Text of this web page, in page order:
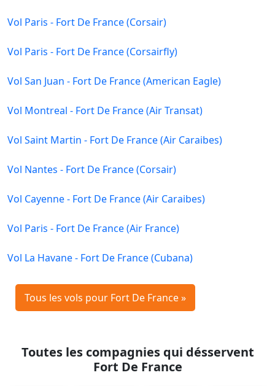
Vol Paris - Fort De France (Corsair)
Vol Paris - Fort De France (Corsairfly)
Vol San Juan - Fort De France (American Eagle)
Vol Montreal - Fort De France (Air Transat)
Vol Saint Martin - Fort De France (Air Caraibes)
Vol Nantes - Fort De France (Corsair)
Vol Cayenne - Fort De France (Air Caraibes)
Vol Paris - Fort De France (Air France)
Vol La Havane - Fort De France (Cubana)
Tous les vols pour Fort De France »
Toutes les compagnies qui désservent
Fort De France